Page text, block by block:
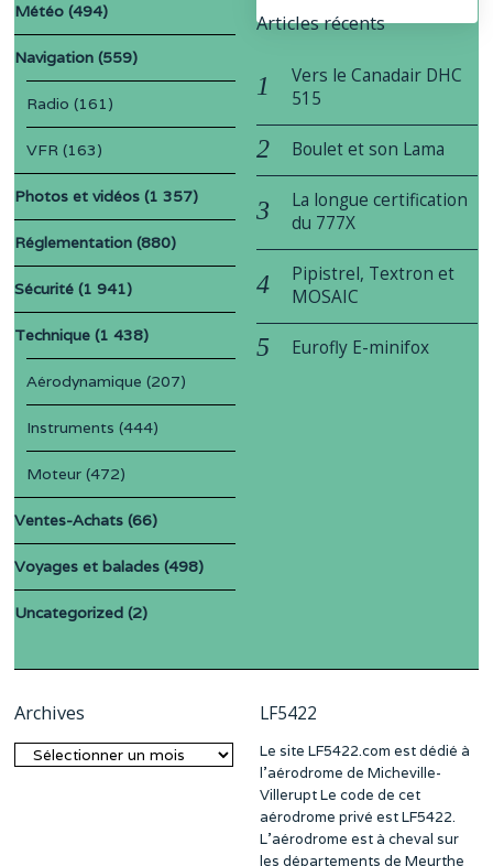
Météo (494)
Navigation (559)
Radio (161)
VFR (163)
Photos et vidéos (1 357)
Réglementation (880)
Sécurité (1 941)
Technique (1 438)
Aérodynamique (207)
Instruments (444)
Moteur (472)
Ventes-Achats (66)
Voyages et balades (498)
Uncategorized (2)
Articles récents
Vers le Canadair DHC
515
Boulet et son Lama
La longue certification
du 777X
Pipistrel, Textron et
MOSAIC
Eurofly E-minifox
Archives
Archives
LF5422
Le site LF5422.com est dédié à
l’aérodrome de Micheville-
Villerupt Le code de cet
aérodrome privé est LF5422.
L’aérodrome est à cheval sur
les départements de Meurthe